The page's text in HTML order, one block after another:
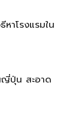
าโรงแรมใน
ญี่ปุ่น สะอาด